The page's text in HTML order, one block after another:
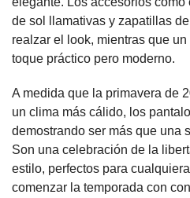
de sol llamativas y zapatillas
realzar el look, mientras que
toque práctico pero moderno.
A medida que la primavera de
un clima más cálido, los
demostrando ser más que una
Son una celebración de la
estilo, perfectos para
comenzar la temporada con